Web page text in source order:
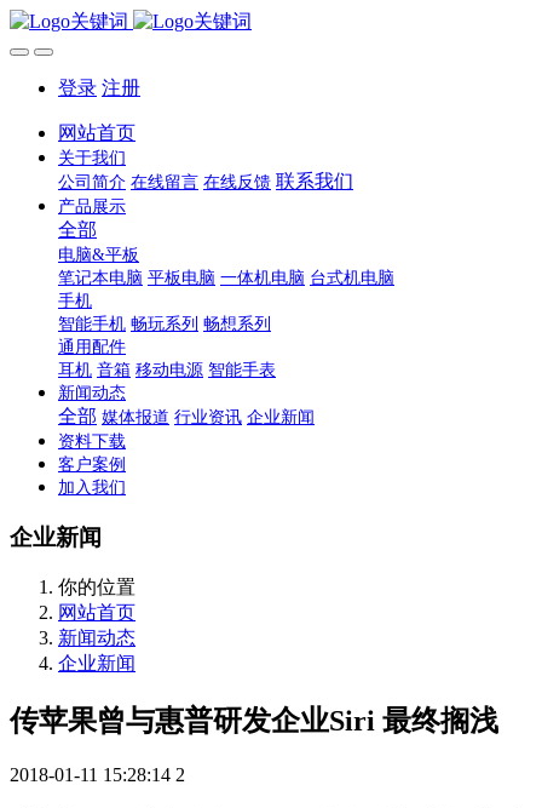
登录 注册
网站首页
关于我们
公司简介 在线留言 在线反馈 联系我们
产品展示
全部
电脑&平板
笔记本电脑 平板电脑 一体机电脑 台式机电脑
手机
智能手机 畅玩系列 畅想系列
通用配件
耳机 音箱 移动电源 智能手表
新闻动态
全部 媒体报道 行业资讯 企业新闻
资料下载
客户案例
加入我们
企业新闻
你的位置
网站首页
新闻动态
企业新闻
传苹果曾与惠普研发企业Siri 最终搁浅
2018-01-11 15:28:14 2